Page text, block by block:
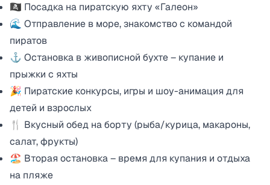
🏴‍☠️ Посадка на пиратскую яхту «Галеон»
🌊 Отправление в море, знакомство с командой
пиратов
⚓ Остановка в живописной бухте – купание и
прыжки с яхты
🎉 Пиратские конкурсы, игры и шоу-анимация для
детей и взрослых
🍴 Вкусный обед на борту (рыба/курица, макароны,
салат, фрукты)
🏖️ Вторая остановка – время для купания и отдыха
на пляже